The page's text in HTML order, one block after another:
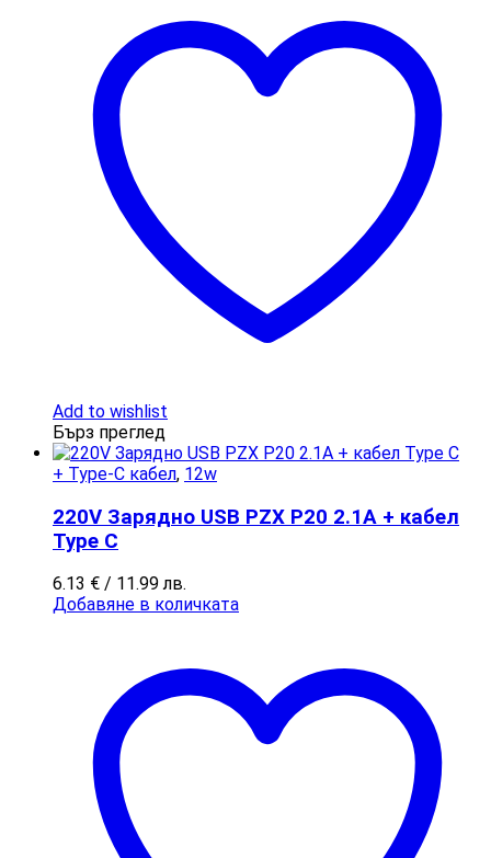
Add to wishlist
Бърз преглед
+ Type-C кабел, 12w
220V Зарядно USB PZX P20 2.1А + кабел
Type C
6.13 € / 11.99 лв.
Добавяне в количката